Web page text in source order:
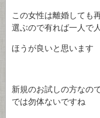
この女性は離婚しても
選ぶので有れば一人で
ほうが良いと思います
新規のお試しの方なの
では勿体ないですね